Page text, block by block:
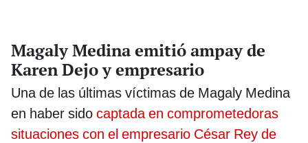
Magaly Medina emitió ampay de
Karen Dejo y empresario
Una de las últimas víctimas de Magaly Medina
en haber sido captada en comprometedoras
situaciones con el empresario César Rey de